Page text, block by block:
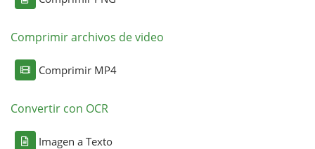
Comprimir archivos de video
Comprimir MP4
Convertir con OCR
Imagen a Texto